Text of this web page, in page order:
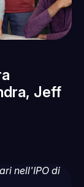
Jeff